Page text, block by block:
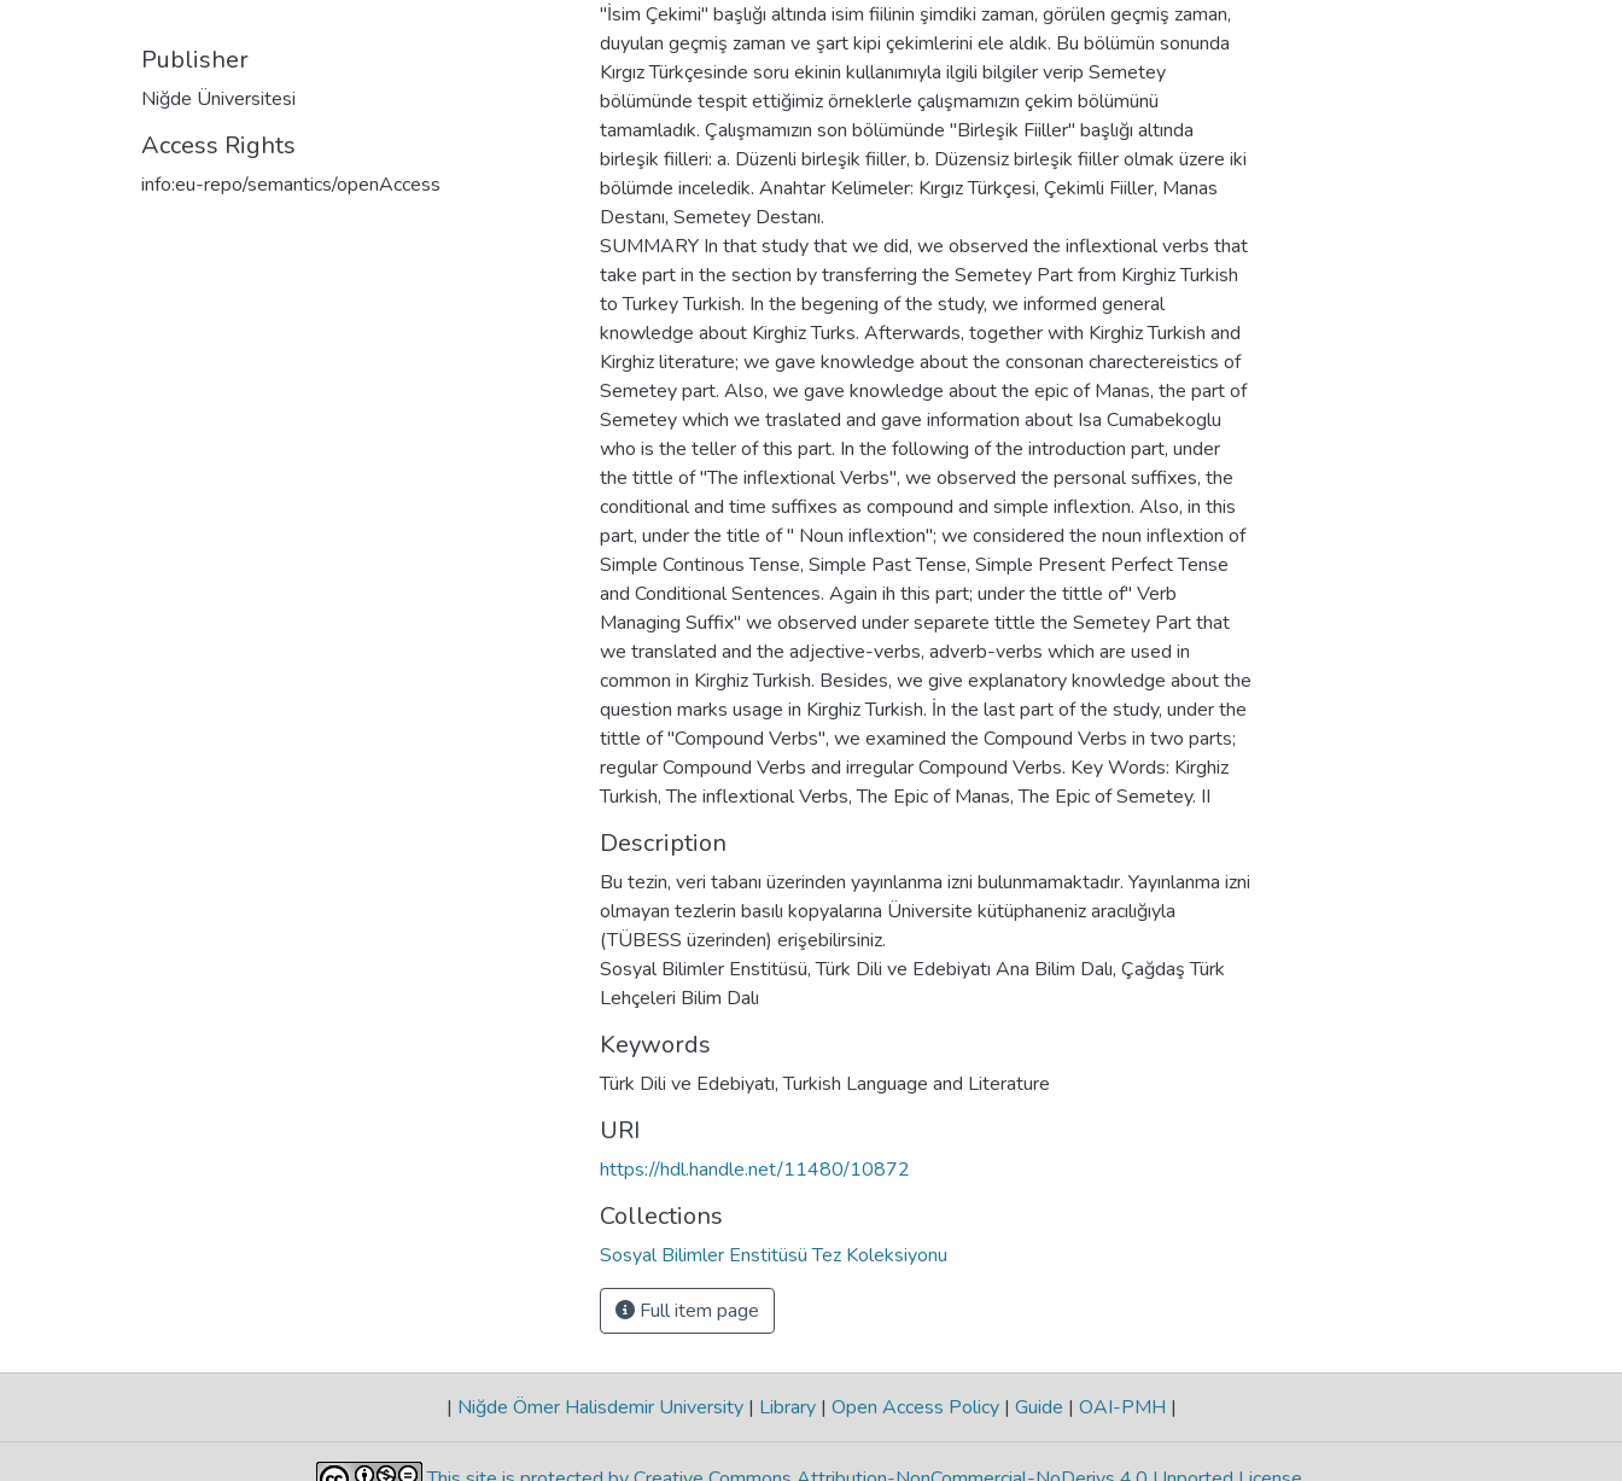
Publisher
Niğde Üniversitesi
Access Rights
info:eu-repo/semantics/openAccess
"İsim Çekimi" başlığı altında isim fiilinin şimdiki zaman, görülen geçmiş zaman,
duyulan geçmiş zaman ve şart kipi çekimlerini ele aldık. Bu bölümün sonunda
Kırgız Türkçesinde soru ekinin kullanımıyla ilgili bilgiler verip Semetey
bölümünde tespit ettiğimiz örneklerle çalışmamızın çekim bölümünü
tamamladık. Çalışmamızın son bölümünde "Birleşik Fiiller" başlığı altında
birleşik fiilleri: a. Düzenli birleşik fiiller, b. Düzensiz birleşik fiiller olmak üzere iki
bölümde inceledik. Anahtar Kelimeler: Kırgız Türkçesi, Çekimli Fiiller, Manas
Destanı, Semetey Destanı.
SUMMARY In that study that we did, we observed the inflextional verbs that
take part in the section by transferring the Semetey Part from Kirghiz Turkish
to Turkey Turkish. In the begening of the study, we informed general
knowledge about Kirghiz Turks. Afterwards, together with Kirghiz Turkish and
Kirghiz literature; we gave knowledge about the consonan charectereistics of
Semetey part. Also, we gave knowledge about the epic of Manas, the part of
Semetey which we traslated and gave information about Isa Cumabekoglu
who is the teller of this part. In the following of the introduction part, under
the tittle of "The inflextional Verbs", we observed the personal suffixes, the
conditional and time suffixes as compound and simple inflextion. Also, in this
part, under the title of " Noun inflextion"; we considered the noun inflextion of
Simple Continous Tense, Simple Past Tense, Simple Present Perfect Tense
and Conditional Sentences. Again ih this part; under the tittle of" Verb
Managing Suffix" we observed under separete tittle the Semetey Part that
we translated and the adjective-verbs, adverb-verbs which are used in
common in Kirghiz Turkish. Besides, we give explanatory knowledge about the
question marks usage in Kirghiz Turkish. İn the last part of the study, under the
tittle of "Compound Verbs", we examined the Compound Verbs in two parts;
regular Compound Verbs and irregular Compound Verbs. Key Words: Kirghiz
Turkish, The inflextional Verbs, The Epic of Manas, The Epic of Semetey. II
Description
Bu tezin, veri tabanı üzerinden yayınlanma izni bulunmamaktadır. Yayınlanma izni
olmayan tezlerin basılı kopyalarına Üniversite kütüphaneniz aracılığıyla
(TÜBESS üzerinden) erişebilirsiniz.
Sosyal Bilimler Enstitüsü, Türk Dili ve Edebiyatı Ana Bilim Dalı, Çağdaş Türk
Lehçeleri Bilim Dalı
Keywords
Türk Dili ve Edebiyatı,Turkish Language and Literature
URI
https://hdl.handle.net/11480/10872
Collections
Sosyal Bilimler Enstitüsü Tez Koleksiyonu
Full item page
| Niğde Ömer Halisdemir University | Library | Open Access Policy | Guide | OAI-PMH |